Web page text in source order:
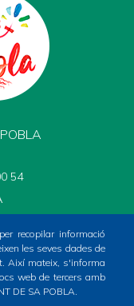
54
recopilar informació
les seves dades de
Així mateix, s'informa
web de tercers amb
DE SA POBLA.